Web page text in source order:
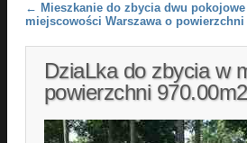
Post navigation
← Mieszkanie do zbycia dwu
miejscowości Warszawa o powierzchni
DziaLka do zbycia w
powierzchni 970.00m2